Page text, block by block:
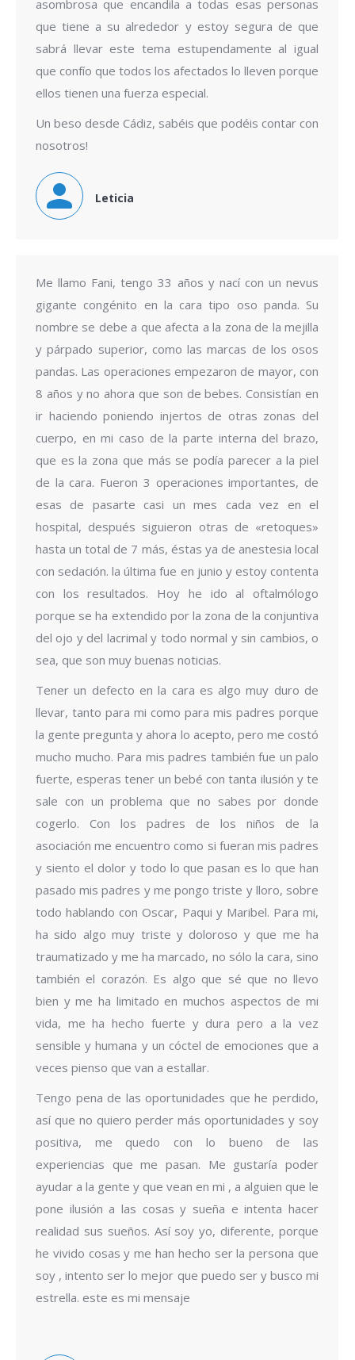
asombrosa que encandila a todas esas personas
que tiene a su alrededor y estoy segura de que
sabrá llevar este tema estupendamente al igual
que confío que todos los afectados lo lleven porque
ellos tienen una fuerza especial.
Un beso desde Cádiz, sabéis que podéis contar con
nosotros!
Leticia
Me llamo Fani, tengo 33 años y nací con un nevus
gigante congénito en la cara tipo oso panda. Su
nombre se debe a que afecta a la zona de la mejilla
y párpado superior, como las marcas de los osos
pandas. Las operaciones empezaron de mayor, con
8 años y no ahora que son de bebes. Consistían en
ir haciendo poniendo injertos de otras zonas del
cuerpo, en mi caso de la parte interna del brazo,
que es la zona que más se podía parecer a la piel
de la cara. Fueron 3 operaciones importantes, de
esas de pasarte casi un mes cada vez en el
hospital, después siguieron otras de «retoques»
hasta un total de 7 más, éstas ya de anestesia local
con sedación. la última fue en junio y estoy contenta
con los resultados. Hoy he ido al oftalmólogo
porque se ha extendido por la zona de la conjuntiva
del ojo y del lacrimal y todo normal y sin cambios, o
sea, que son muy buenas noticias.
Tener un defecto en la cara es algo muy duro de
llevar, tanto para mi como para mis padres porque
la gente pregunta y ahora lo acepto, pero me costó
mucho mucho. Para mis padres también fue un palo
fuerte, esperas tener un bebé con tanta ilusión y te
sale con un problema que no sabes por donde
cogerlo. Con los padres de los niños de la
asociación me encuentro como si fueran mis padres
y siento el dolor y todo lo que pasan es lo que han
pasado mis padres y me pongo triste y lloro, sobre
todo hablando con Oscar, Paqui y Maribel. Para mi,
ha sido algo muy triste y doloroso y que me ha
traumatizado y me ha marcado, no sólo la cara, sino
también el corazón. Es algo que sé que no llevo
bien y me ha limitado en muchos aspectos de mi
vida, me ha hecho fuerte y dura pero a la vez
sensible y humana y un cóctel de emociones que a
veces pienso que van a estallar.
Tengo pena de las oportunidades que he perdido,
así que no quiero perder más oportunidades y soy
positiva, me quedo con lo bueno de las
experiencias que me pasan. Me gustaría poder
ayudar a la gente y que vean en mi , a alguien que le
pone ilusión a las cosas y sueña e intenta hacer
realidad sus sueños. Así soy yo, diferente, porque
he vivido cosas y me han hecho ser la persona que
soy , intento ser lo mejor que puedo ser y busco mi
estrella. este es mi mensaje